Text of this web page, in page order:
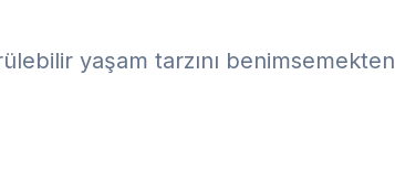
yaşam tarzını benimsemekten